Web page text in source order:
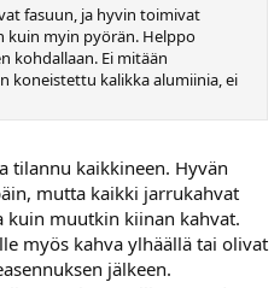
fasuun, ja hyvin toimivat
kuin myin pyörän. Helppo
kohdallaan. Ei mitään
koneistettu kalikka alumiinia, ei
tilannu kaikkineen. Hyvän
mutta kaikki jarrukahvat
kuin muutkin kiinan kahvat.
myös kahva ylhäällä tai olivat
jälkeen.